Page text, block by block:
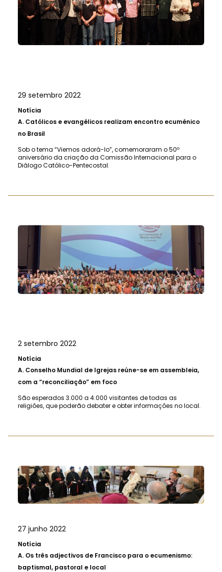
29 setembro 2022
Notícia
A. Católicos e evangélicos realizam encontro ecuménico
no Brasil
Sob o tema “Viemos adorá-lo”, comemoraram o 50º
aniversário da criação da Comissão Internacional para o
Diálogo Católico-Pentecostal.
2 setembro 2022
Notícia
A. Conselho Mundial de Igrejas reúne-se em assembleia,
com a “reconciliação” em foco
São esperados 3.000 a 4.000 visitantes de todas as
religiões, que poderão debater e obter informações no local.
27 junho 2022
Notícia
A. Os três adjectivos de Francisco para o ecumenismo:
baptismal, pastoral e local